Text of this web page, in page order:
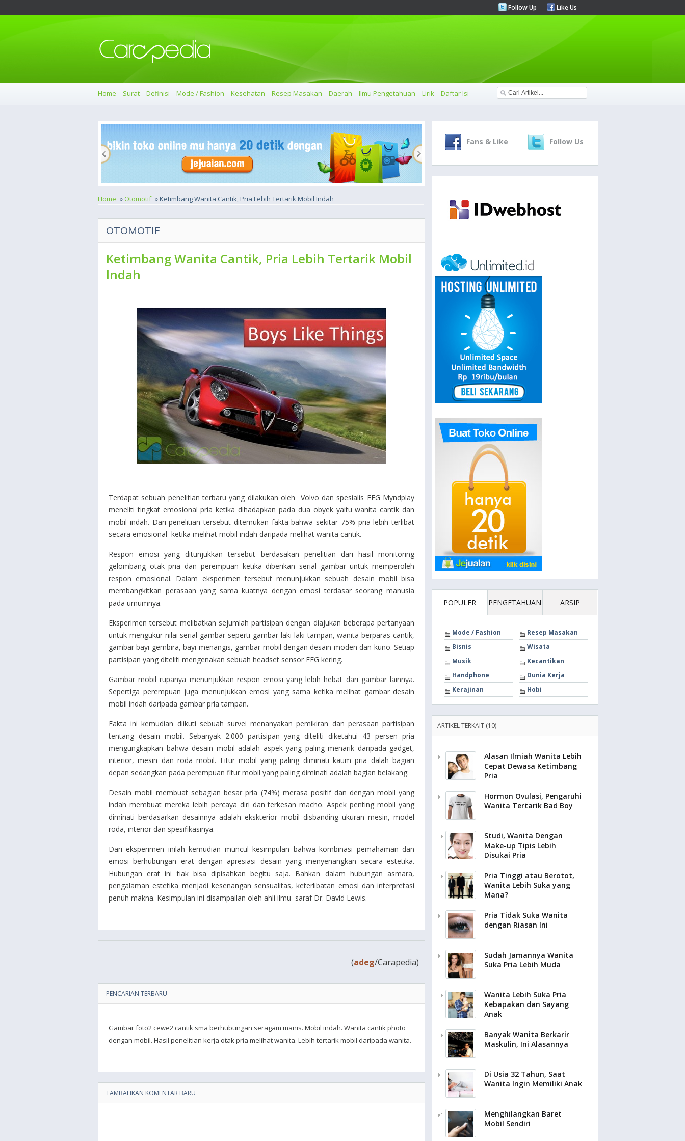
Follow Up Like Us
Home Surat Definisi Mode / Fashion Kesehatan Resep Masakan Daerah Ilmu Pengetahuan Lirik Daftar Isi
Home » Otomotif » Ketimbang Wanita Cantik, Pria Lebih Tertarik Mobil Indah
OTOMOTIF
Ketimbang Wanita Cantik, Pria Lebih Tertarik Mobil
Indah
Terdapat sebuah penelitian terbaru yang dilakukan oleh Volvo dan spesialis EEG Myndplay
meneliti tingkat emosional pria ketika dihadapkan pada dua obyek yaitu wanita cantik dan
mobil indah. Dari penelitian tersebut ditemukan fakta bahwa sekitar 75% pria lebih terlibat
secara emosional ketika melihat mobil indah daripada melihat wanita cantik.
Respon emosi yang ditunjukkan tersebut berdasakan penelitian dari hasil monitoring
gelombang otak pria dan perempuan ketika diberikan serial gambar untuk memperoleh
respon emosional. Dalam eksperimen tersebut menunjukkan sebuah desain mobil bisa
membangkitkan perasaan yang sama kuatnya dengan emosi terdasar seorang manusia
pada umumnya.
Eksperimen tersebut melibatkan sejumlah partisipan dengan diajukan beberapa pertanyaan
untuk mengukur nilai serial gambar seperti gambar laki-laki tampan, wanita berparas cantik,
gambar bayi gembira, bayi menangis, gambar mobil dengan desain moden dan kuno. Setiap
partisipan yang diteliti mengenakan sebuah headset sensor EEG kering.
Gambar mobil rupanya menunjukkan respon emosi yang lebih hebat dari gambar lainnya.
Sepertiga perempuan juga menunjukkan emosi yang sama ketika melihat gambar desain
mobil indah daripada gambar pria tampan.
Fakta ini kemudian diikuti sebuah survei menanyakan pemikiran dan perasaan partisipan
tentang desain mobil. Sebanyak 2.000 partisipan yang diteliti diketahui 43 persen pria
mengungkapkan bahwa desain mobil adalah aspek yang paling menarik daripada gadget,
interior, mesin dan roda mobil. Fitur mobil yang paling diminati kaum pria dalah bagian
depan sedangkan pada perempuan fitur mobil yang paling diminati adalah bagian belakang.
Desain mobil membuat sebagian besar pria (74%) merasa positif dan dengan mobil yang
indah membuat mereka lebih percaya diri dan terkesan macho. Aspek penting mobil yang
diminati berdasarkan desainnya adalah ekskterior mobil disbanding ukuran mesin, model
roda, interior dan spesifikasinya.
Dari eksperimen inilah kemudian muncul kesimpulan bahwa kombinasi pemahaman dan
emosi berhubungan erat dengan apresiasi desain yang menyenangkan secara estetika.
Hubungan erat ini tiak bisa dipisahkan begitu saja. Bahkan dalam hubungan asmara,
pengalaman estetika menjadi kesenangan sensualitas, keterlibatan emosi dan interpretasi
penuh makna. Kesimpulan ini disampailan oleh ahli ilmu saraf Dr. David Lewis.
(adeg/Carapedia)
PENCARIAN TERBARU
Gambar foto2 cewe2 cantik sma berhubungan seragam manis. Mobil indah. Wanita cantik photo
dengan mobil. Hasil penelitian kerja otak pria melihat wanita. Lebih tertarik mobil daripada wanita.
TAMBAHKAN KOMENTAR BARU
Fans & Like Follow Us
POPULER PENGETAHUAN ARSIP
Mode / Fashion
Resep Masakan
Bisnis
Wisata
Musik
Kecantikan
Handphone
Dunia Kerja
Kerajinan
Hobi
ARTIKEL TERKAIT (10)
Alasan Ilmiah Wanita Lebih
Cepat Dewasa Ketimbang
Pria
Hormon Ovulasi, Pengaruhi
Wanita Tertarik Bad Boy
Studi, Wanita Dengan
Make-up Tipis Lebih
Disukai Pria
Pria Tinggi atau Berotot,
Wanita Lebih Suka yang
Mana?
Pria Tidak Suka Wanita
dengan Riasan Ini
Sudah Jamannya Wanita
Suka Pria Lebih Muda
Wanita Lebih Suka Pria
Kebapakan dan Sayang
Anak
Banyak Wanita Berkarir
Maskulin, Ini Alasannya
Di Usia 32 Tahun, Saat
Wanita Ingin Memiliki Anak
Menghilangkan Baret
Mobil Sendiri